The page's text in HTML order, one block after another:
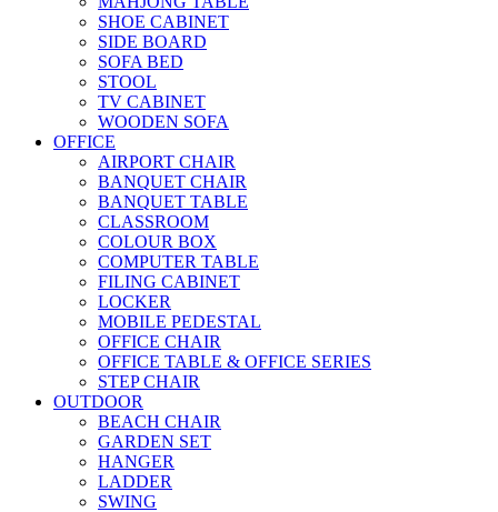
SHOE CABINET
SIDE BOARD
SOFA BED
STOOL
TV CABINET
WOODEN SOFA
OFFICE
AIRPORT CHAIR
BANQUET CHAIR
BANQUET TABLE
CLASSROOM
COLOUR BOX
COMPUTER TABLE
FILING CABINET
LOCKER
MOBILE PEDESTAL
OFFICE CHAIR
OFFICE TABLE & OFFICE SERIES
STEP CHAIR
OUTDOOR
BEACH CHAIR
GARDEN SET
HANGER
LADDER
SWING